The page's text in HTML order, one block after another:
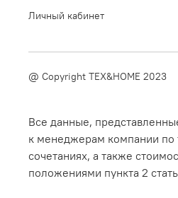
Личный кабинет
@ Copyright TEX&HOME 2023
Все данные,
к менеджерам компании по
сочетаниях, а также
положениями пункта 2